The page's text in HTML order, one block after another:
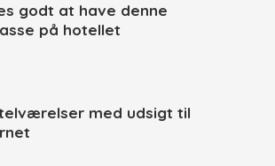
godt at have denne
på hotellet
med udsigt til